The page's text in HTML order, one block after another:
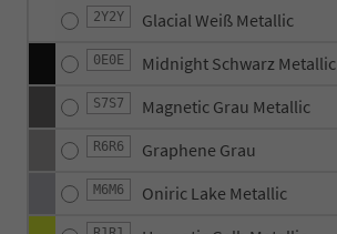
2Y2Y Glacial Weiß Metallic
0E0E Midnight Schwarz Metallic
S7S7 Magnetic Grau Metallic
R6R6 Graphene Grau
M6M6 Oniric Lake Metallic